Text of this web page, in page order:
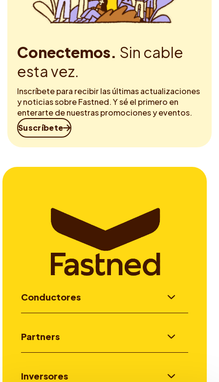
Conectemos. Sin cable
esta vez.
Inscríbete para recibir las últimas actualizaciones
y noticias sobre Fastned. Y sé el primero en
enterarte de nuestras promociones y eventos.
Suscríbete
Conductores
Partners
Inversores